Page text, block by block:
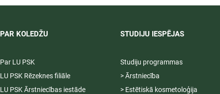
PAR KOLEDŽU
Par LU PSK
LU PSK Rēzeknes filiāle
LU PSK Ārstniecības iestāde
STUDIJU IESPĒJAS
Studiju programmas
> Ārstniecība
> Estētiskā kosmetoloģija